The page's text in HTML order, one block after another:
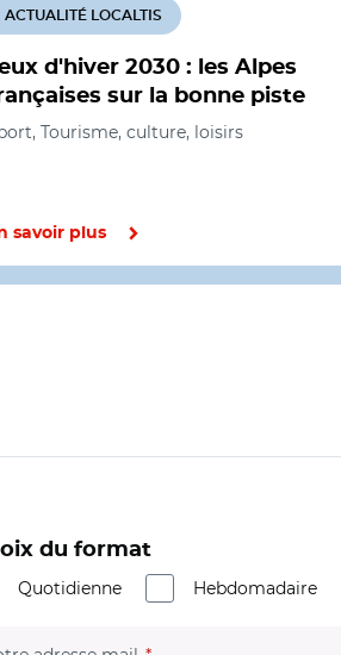
d'hiver 2030 : les Alpes
sur la bonne piste
ACTUALITÉ LOCALTIS
Tourisme, culture, loisirs
savoir plus
du format
Quotidienne
Hebdomadaire